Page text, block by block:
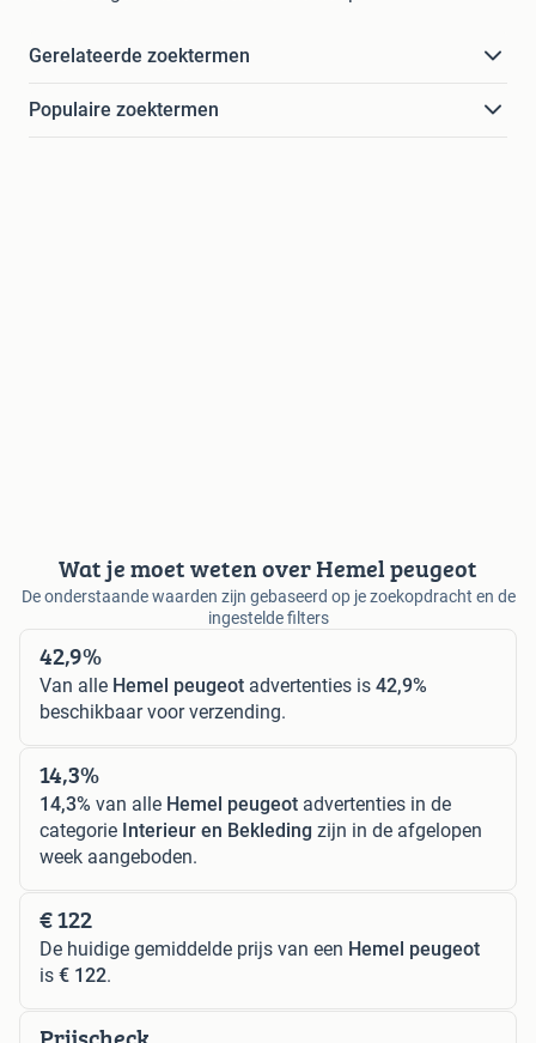
Gerelateerde zoektermen
Populaire zoektermen
Wat je moet weten over Hemel peugeot
De onderstaande waarden zijn gebaseerd op je zoekopdracht en de
ingestelde filters
42,9%
Van alle Hemel peugeot advertenties is 42,9%
beschikbaar voor verzending.
14,3%
14,3% van alle Hemel peugeot advertenties in de
categorie Interieur en Bekleding zijn in de afgelopen
week aangeboden.
€ 122
De huidige gemiddelde prijs van een Hemel peugeot
is € 122.